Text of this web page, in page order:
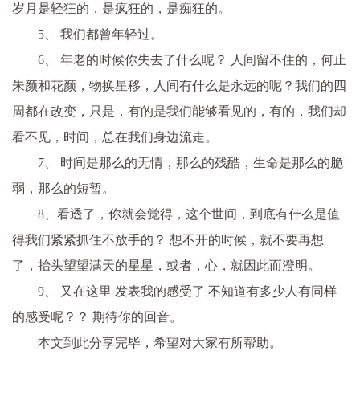
岁月是轻狂的，是疯狂的，是痴狂的。
5、 我们都曾年轻过。
6、 年老的时候你失去了什么呢？ 人间留不住的，何止
朱颜和花颜，物换星移，人间有什么是永远的呢？我们的四
周都在改变，只是，有的是我们能够看见的，有的，我们却
看不见，时间，总在我们身边流走。
7、 时间是那么的无情，那么的残酷，生命是那么的脆
弱，那么的短暂。
8、看透了，你就会觉得，这个世间，到底有什么是值
得我们紧紧抓住不放手的？ 想不开的时候，就不要再想
了，抬头望望满天的星星，或者，心，就因此而澄明。
9、 又在这里 发表我的感受了 不知道有多少人有同样
的感受呢？？ 期待你的回音。
本文到此分享完毕，希望对大家有所帮助。